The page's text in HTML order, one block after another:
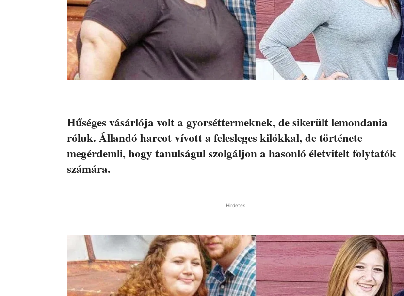
Hűséges vásárlója volt a gyorséttermeknek, de sikerült lemondania
róluk. Állandó harcot vívott a felesleges kilókkal, de története
megérdemli, hogy tanulságul szolgáljon a hasonló életvitelt folytatók
számára.
Hirdetés